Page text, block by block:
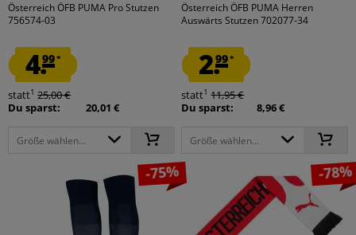
Österreich ÖFB PUMA Pro Stutzen
756574-03
4.99*
statt1 25,00 €
Du sparst:
20,01 €
Größe wählen...
Österreich ÖFB PUMA Herren
Auswärts Stutzen 702077-34
2.99*
statt1 11,95 €
Du sparst:
8,96 €
Größe wählen...
-75% -78%